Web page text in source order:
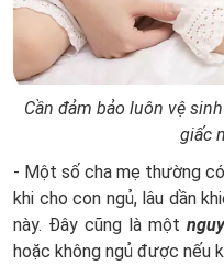
Cần đảm bảo luôn vệ
giấc
- Một số cha mẹ thường
khi cho con ngủ, lâu dần
này. Đây cũng là một
hoặc không ngủ được nếu